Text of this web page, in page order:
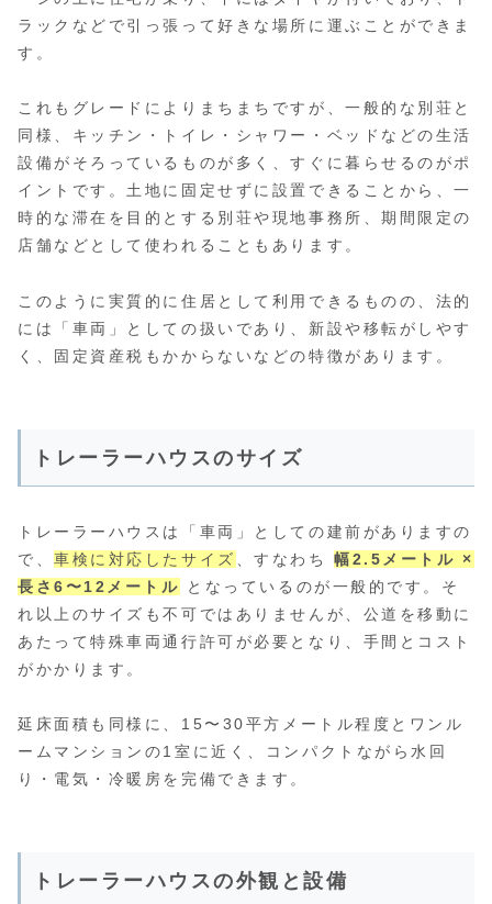
ラックなどで引っ張って好きな場所に運ぶことができま
す。
これもグレードによりまちまちですが、一般的な別荘と
同様、キッチン・トイレ・シャワー・ベッドなどの生活
設備がそろっているものが多く、すぐに暮らせるのがポ
イントです。土地に固定せずに設置できることから、一
時的な滞在を目的とする別荘や現地事務所、期間限定の
店舗などとして使われることもあります。
このように実質的に住居として利用できるものの、法的
には「車両」としての扱いであり、新設や移転がしやす
く、固定資産税もかからないなどの特徴があります。
トレーラーハウスのサイズ
トレーラーハウスは「車両」としての建前がありますの
で、車検に対応したサイズ 、すなわち幅2.5メートル ×
長さ6〜12メートル
となっているのが一般的です。そ
れ以上のサイズも不可ではありませんが、公道を移動に
あたって特殊車両通行許可が必要となり、手間とコスト
がかかります。
延床面積も同様に、15〜30平方メートル程度とワンル
ームマンションの1室に近く、コンパクトながら水回
り・電気・冷暖房を完備できます。
トレーラーハウスの外観と設備